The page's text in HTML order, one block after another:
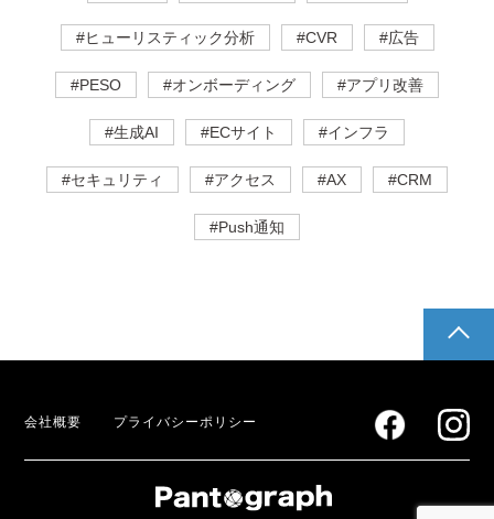
#ヒューリスティック分析 #CVR #広告
#PESO #オンボーディング #アプリ改善
#生成AI #ECサイト #インフラ
#セキュリティ #アクセス #AX #CRM
#Push通知
会社概要 プライバシーポリシー